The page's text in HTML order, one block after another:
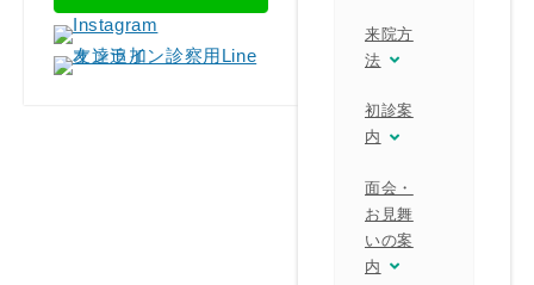
来院方
法
初診案
内
面会・
お見舞
いの案
内